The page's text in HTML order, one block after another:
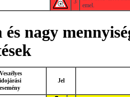
3
emel.
és nagy
Veszélyes
idojárási
esemény
Jel